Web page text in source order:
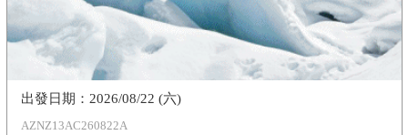
AZNZ13AC260822A
2026/08/22 (六)